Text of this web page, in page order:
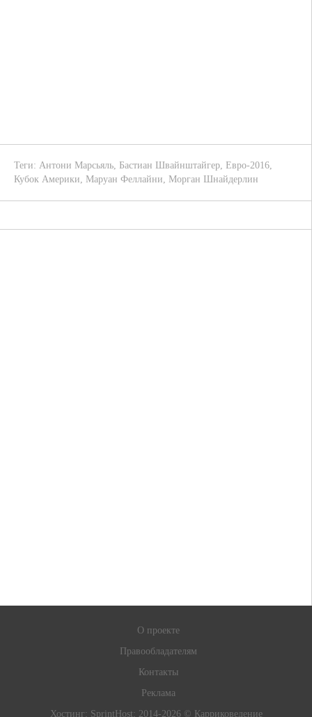
Теги: Антони Марсьяль, Бастиан Швайнштайгер, Евро-2016,
Кубок Америки, Маруан Феллайни, Морган Шнайдерлин
О проекте
Правообладателям
Контакты
Реклама
Хостинг: SprintHost; 2014-2026 © Карриковедение